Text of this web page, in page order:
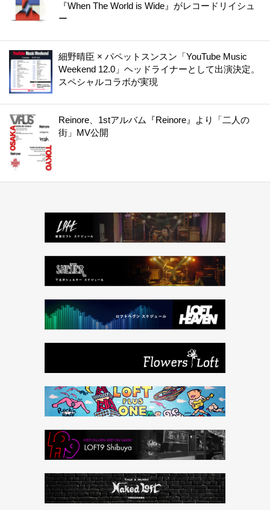
『When The World is Wide』がレコードリイシュ
ー
細野晴臣 × パペットスンスン「YouTube Music
Weekend 12.0」ヘッドライナーとして出演決定。
スペシャルコラボが実現
Reinore、1stアルバム『Reinore』より「二人の
街」MV公開